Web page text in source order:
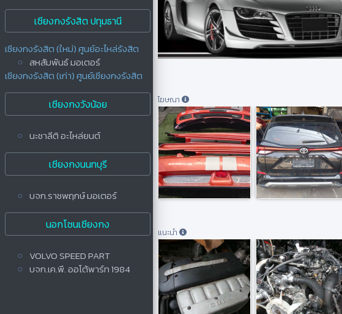
เซียงกงรังสิต ปทุมธานี
เซียงกงรังสิต (ใหม่) ศูนย์อะไหล่รังสิต
สหสัมพันธ์ มอเตอร์
เซียงกงรังสิต (เก่า) ศูนย์เซียงกงรังสิต
เซียงกงวังน้อย
นะชาลีติ อะไหล่ยนต์
เซียงกงนนทบุรี
บจก.ราชพฤกษ์ มอเตอร์
นอกโซนเซียงกง
VOLVO SPEED PART
บจก.เค.พี. ออโต้พาร์ท 1984
โฆษณา
แนะนำ